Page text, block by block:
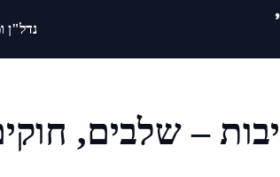
נדל"ן
– שלבים,